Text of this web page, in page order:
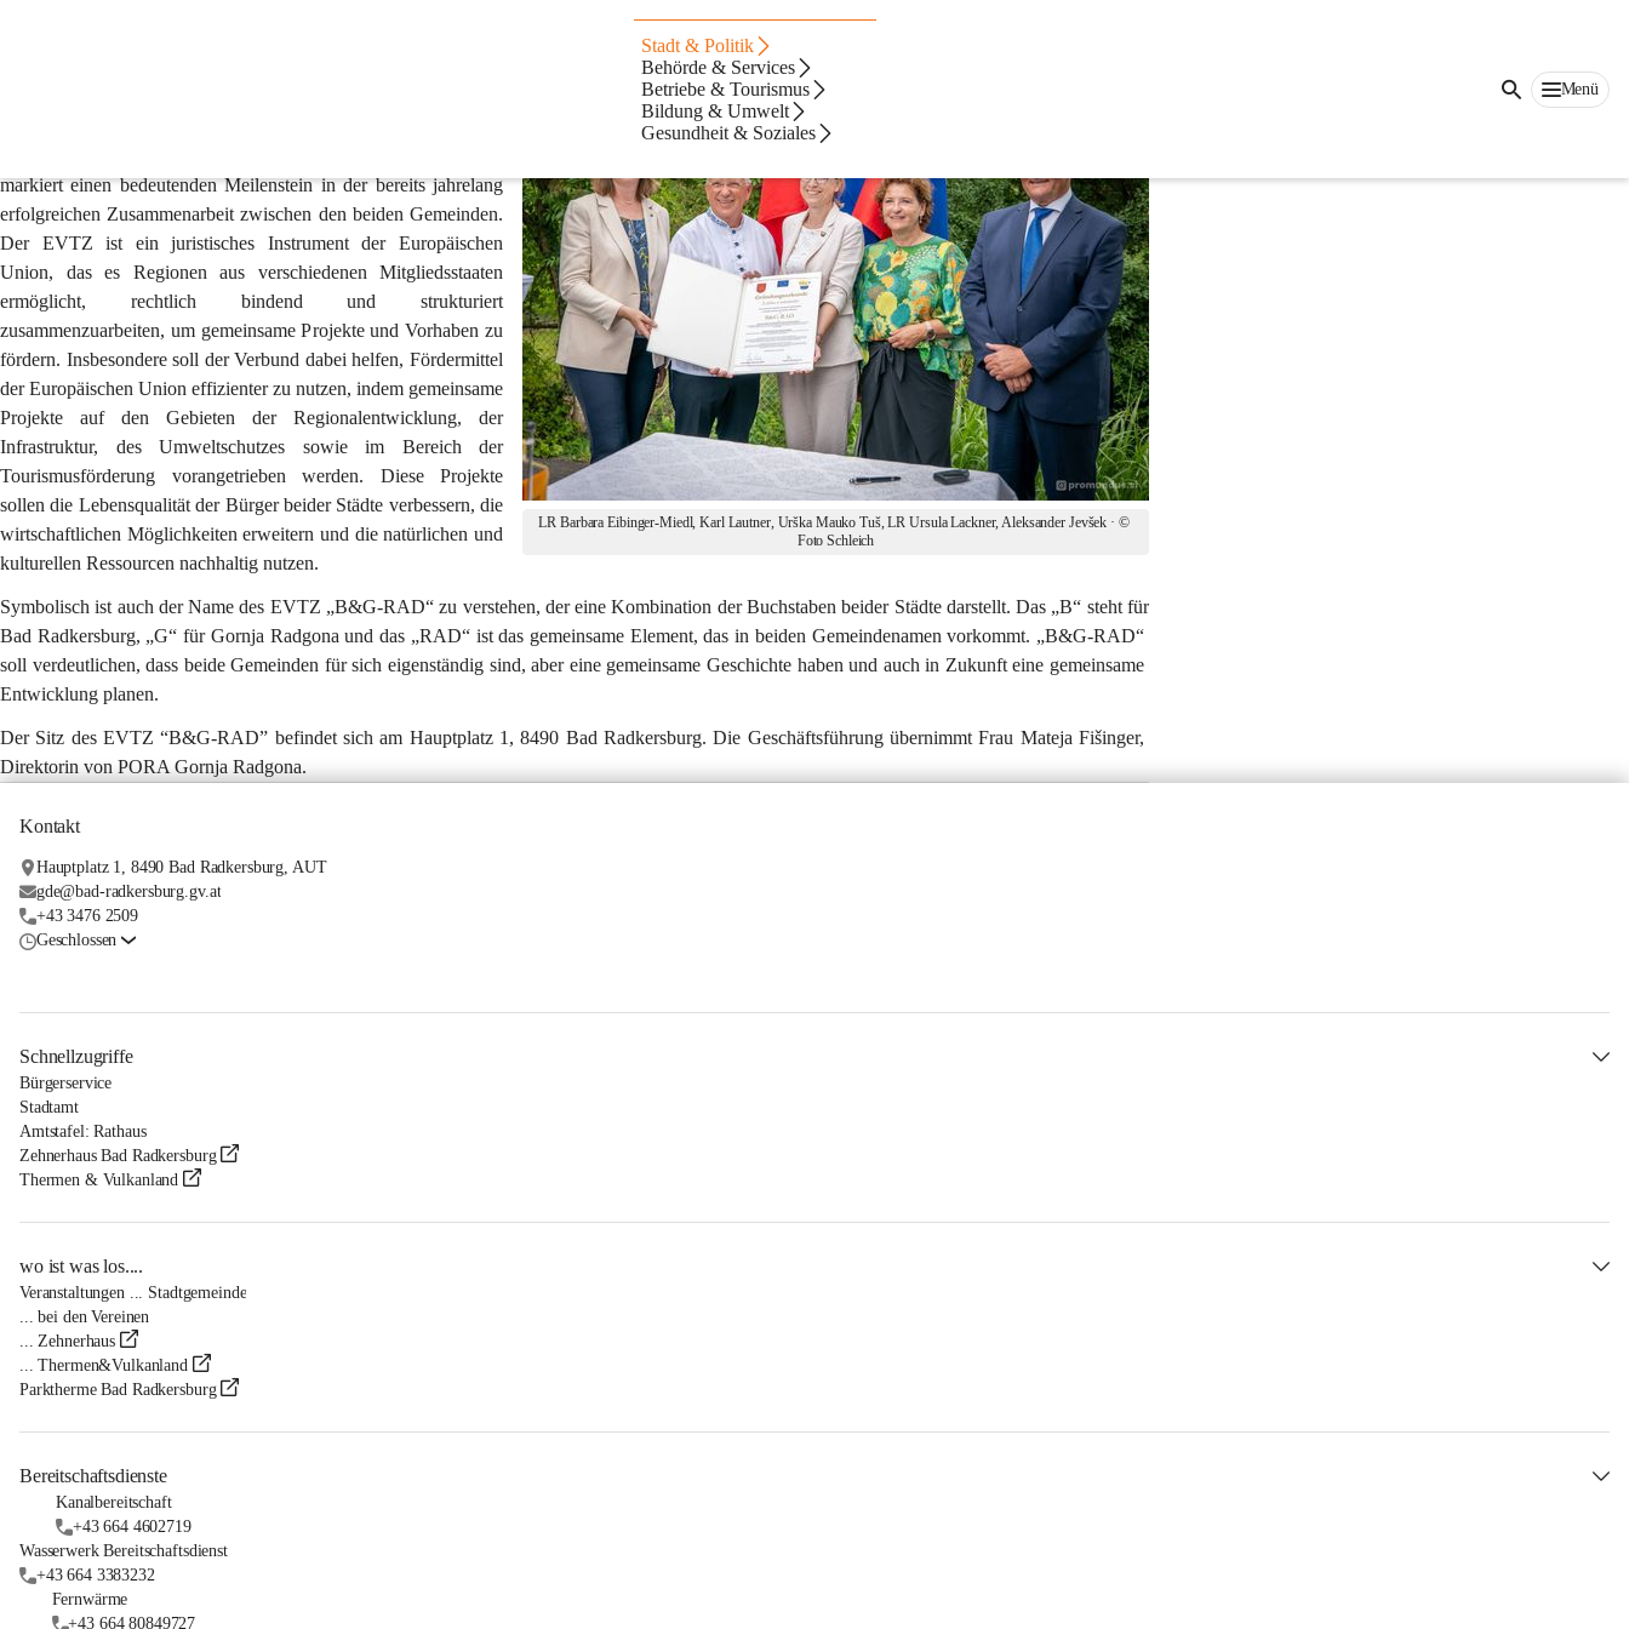
Stadt & Politik
Behörde & Services
Betriebe & Tourismus
Bildung & Umwelt
Gesundheit & Soziales
Menü
Europäische Verbund für territoriale Zusammenarbeit - EVTZ
LR Barbara Eibinger-Miedl, Karl Lautner, Urška Mauko Tuš, LR Ursula Lackner, Aleksander Jevšek · ©
Foto Schleich
markiert einen bedeutenden Meilenstein in der bereits jahrelang
erfolgreichen Zusammenarbeit zwischen den beiden Gemeinden.
Der EVTZ ist ein juristisches Instrument der Europäischen
Union, das es Regionen aus verschiedenen Mitgliedsstaaten
ermöglicht, rechtlich bindend und strukturiert
zusammenzuarbeiten, um gemeinsame Projekte und Vorhaben zu
fördern. Insbesondere soll der Verbund dabei helfen, Fördermittel
der Europäischen Union effizienter zu nutzen, indem gemeinsame
Projekte auf den Gebieten der Regionalentwicklung, der
Infrastruktur, des Umweltschutzes sowie im Bereich der
Tourismusförderung vorangetrieben werden. Diese Projekte
sollen die Lebensqualität der Bürger beider Städte verbessern, die
wirtschaftlichen Möglichkeiten erweitern und die natürlichen und
kulturellen Ressourcen nachhaltig nutzen.
Symbolisch ist auch der Name des EVTZ „B&G-RAD“ zu verstehen, der eine Kombination der Buchstaben beider Städte darstellt. Das „B“ steht für
Bad Radkersburg, „G“ für Gornja Radgona und das „RAD“ ist das gemeinsame Element, das in beiden Gemeindenamen vorkommt. „B&G-RAD“
soll verdeutlichen, dass beide Gemeinden für sich eigenständig sind, aber eine gemeinsame Geschichte haben und auch in Zukunft eine gemeinsame
Entwicklung planen.
Der Sitz des EVTZ “B&G-RAD” befindet sich am Hauptplatz 1, 8490 Bad Radkersburg. Die Geschäftsführung übernimmt Frau Mateja Fišinger,
Direktorin von PORA Gornja Radgona.
Kontakt
Hauptplatz 1, 8490 Bad Radkersburg, AUT
gde@bad-radkersburg.gv.at
+43 3476 2509
Geschlossen
Schnellzugriffe
Bürgerservice
Stadtamt
Amtstafel: Rathaus
Zehnerhaus Bad Radkersburg
Thermen & Vulkanland
wo ist was los....
Veranstaltungen ... Stadtgemeinde
... bei den Vereinen
... Zehnerhaus
... Thermen&Vulkanland
Parktherme Bad Radkersburg
Bereitschaftsdienste
Kanalbereitschaft
+43 664 4602719
Wasserwerk Bereitschaftsdienst
+43 664 3383232
Fernwärme
+43 664 80849727